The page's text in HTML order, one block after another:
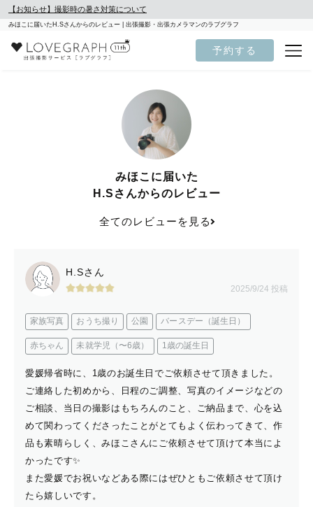
【お知らせ】撮影時の暑さ対策について
みほこに届いたH.Sさんからのレビュー | 出張撮影・出張カメラマンのラブグラフ
予約する
みほこに届いた
H.Sさんからのレビュー
全てのレビューを見る
H.Sさん
2025/9/24 投稿
家族写真 おうち撮り 公園 バースデー（誕生日）
赤ちゃん 未就学児（〜6歳） 1歳の誕生日
愛媛帰省時に、1歳のお誕生日でご依頼させて頂きました。
ご連絡した初めから、日程のご調整、写真のイメージなどの
ご相談、当日の撮影はもちろんのこと、ご納品まで、心を込
めて関わってくださったことがとてもよく伝わってきて、作
品も素晴らしく、みほこさんにご依頼させて頂けて本当によ
かったです✨
また愛媛でお祝いなどある際にはぜひともご依頼させて頂け
たら嬉しいです。